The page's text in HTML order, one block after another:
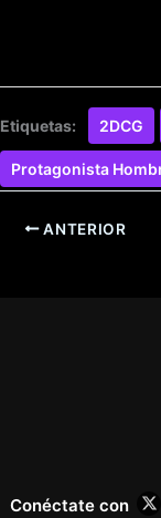
Etiquetas: 2DCG
Protagonista
ANTERIOR
Conéctate con